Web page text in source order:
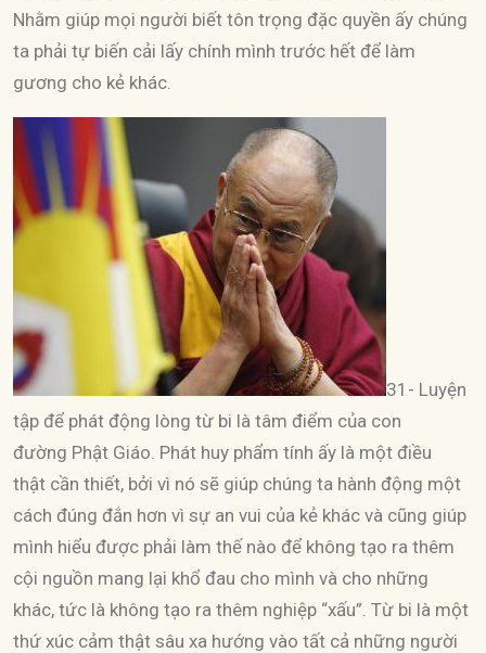
Nhằm giúp mọi người biết tôn trọng đặc quyền ấy chúng
ta phải tự biến cải lấy chính mình trước hết để làm
gương cho kẻ khác.
31- Luyện
tập để phát động lòng từ bi là tâm điểm của con
đường Phật Giáo. Phát huy phẩm tính ấy là một điều
thật cần thiết, bởi vì nó sẽ giúp chúng ta hành động một
cách đúng đắn hơn vì sự an vui của kẻ khác và cũng giúp
mình hiểu được phải làm thế nào để không tạo ra thêm
cội nguồn mang lại khổ đau cho mình và cho những
khác, tức là không tạo ra thêm nghiệp “xấu”. Từ bi là một
thứ xúc cảm thật sâu xa hướng vào tất cả những người